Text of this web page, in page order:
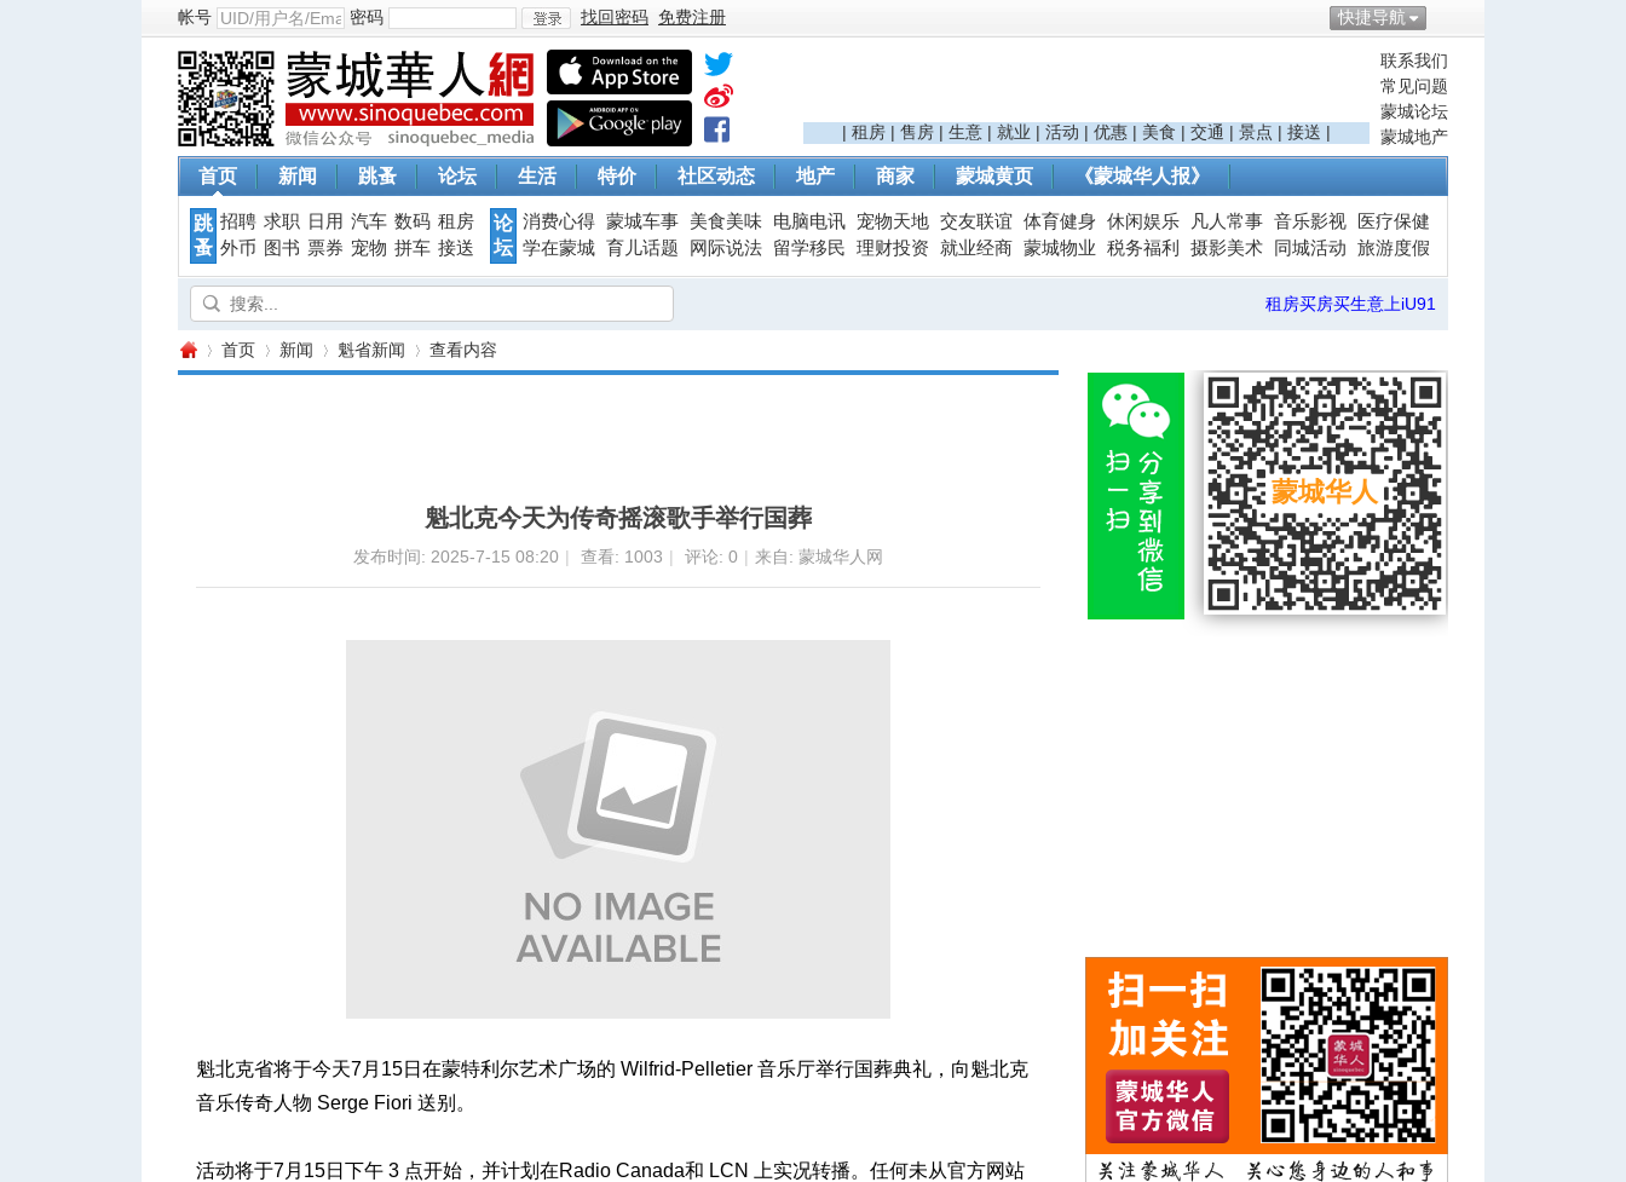
快捷导航
帐号 密码
登
录
找回密码 免费注册
联系我们
常见问题
蒙城论坛
蒙城地产
| 租房 | 售房 | 生意 | 就业 | 活动 | 优惠 | 美食 | 交通 | 景点 | 接送 |
首页 新闻 跳蚤 论坛 生活 特价 社区动态 地产 商家 蒙城黄页 《蒙城华人报》
跳
蚤
招聘 求职 日用 汽车 数码 租房
外币
图书 票券 宠物 拼车 接送
论
坛
消费心得 蒙城车事 美食美味 电脑电讯 宠物天地 交友联谊 体育健身 休闲娱乐 凡人常事 音乐影视
医疗保健
学在蒙城 育儿话题 网际说法 留学移民 理财投资 就业经商 蒙城物业 税务福利 摄影美术 同城活动 旅游度假
租房买房买生意上iU91
首页 新闻 魁省新闻 查看内容
魁北克今天为传奇摇滚歌手举行国葬
发布时间: 2025-7-15 08:20 | 查看: 1003 | 评论: 0 | 来自: 蒙城华人网
魁北克省将于今天7月15日在蒙特利尔艺术广场的 Wilfrid-Pelletier 音乐厅举行国葬典礼，向魁北克
音乐传奇人物 Serge Fiori 送别。
活动将于7月15日下午 3 点开始，并计划在Radio Canada和 LCN 上实况转播。任何未从官方网站